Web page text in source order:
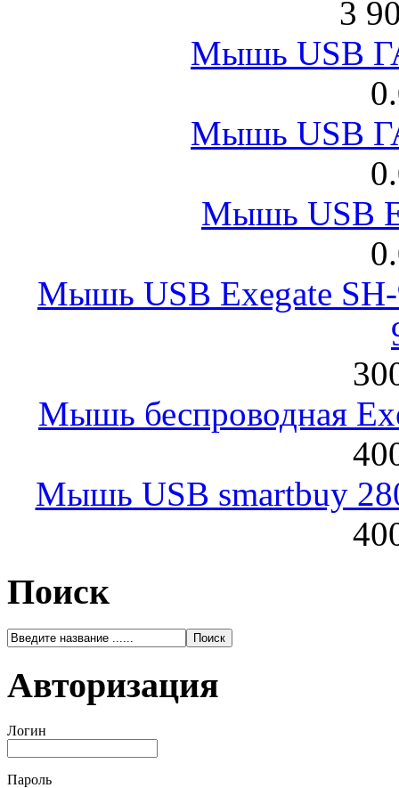
3
Мышь USB
Мышь USB
Мышь USB
Мышь USB Exegate
Мышь беспроводная
Мышь USB smartbuy
Поиск
Авторизация
Логин
Пароль